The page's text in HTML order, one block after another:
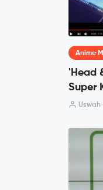
Anime
'Head
Super
Uswah